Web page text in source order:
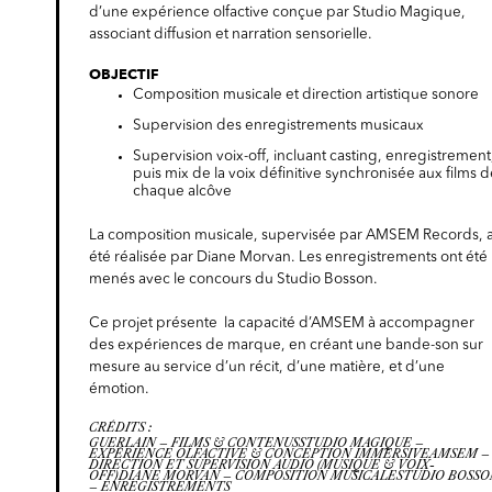
d’une expérience olfactive conçue par Studio Magique,
associant diffusion et narration sensorielle.
OBJECTIF
Composition musicale et direction artistique sonore
Supervision des enregistrements musicaux
Supervision voix-off, incluant casting,
puis mix de la voix définitive synchronisée aux films
chaque alcôve
La composition musicale, supervisée par AMSEM Records,
été réalisée par Diane Morvan. Les enregistrements ont été
menés avec le concours du Studio Bosson.
Ce projet présente la capacité d’AMSEM à accompagner
des expériences de marque, en créant une bande-son sur
mesure au service d’un récit, d’une matière, et d’une
émotion.
CRÉDITS :
GUERLAIN – FILMS & CONTENUSSTUDIO MAGIQUE –
EXPÉRIENCE OLFACTIVE & CONCEPTION IMMERSIVEAMSEM –
DIRECTION ET SUPERVISION AUDIO (MUSIQUE & VOIX-
OFF)DIANE MORVAN – COMPOSITION MUSICALESTUDIO
– ENREGISTREMENTS